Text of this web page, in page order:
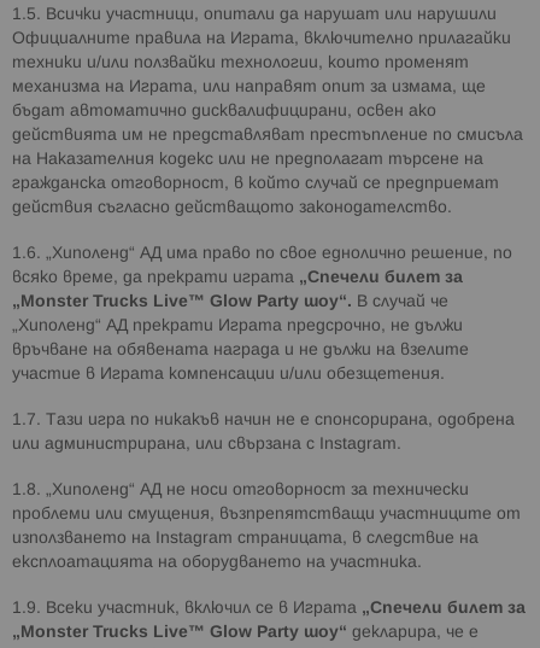
1.5. Всички участници, опитали да нарушат или нарушили
Официалните правила на Играта, включително прилагайки
техники и/или ползвайки технологии, които променят
механизма на Играта, или направят опит за измама, ще
бъдат автоматично дисквалифицирани, освен ако
действията им не представляват престъпление по смисъла
на Наказателния кодекс или не предполагат търсене на
гражданска отговорност, в който случай се предприемат
действия съгласно действащото законодателство.
1.6. „Хиполенд“ АД има право по свое еднолично решение, по
всяко време, да прекрати играта „Спечели билет за
„ Monster Trucks Live™ Glow Party шоу“. В случай че
„Хиполенд“ АД прекрати Играта предсрочно, не дължи
връчване на обявената награда и не дължи на взелите
участие в Играта компенсации и/или обезщетения.
1.7. Тази игра по никакъв начин не е спонсорирана, одобрена
или администрирана, или свързана с Instagram.
1.8. „Хиполенд“ АД не носи отговорност за технически
проблеми или смущения, възпрепятстващи участниците от
използването на Instagram страницата, в следствие на
експлоатацията на оборудването на участника.
1.9. Всеки участник, включил се в Играта „Спечели билет за
„ Monster Trucks Live™ Glow Party шоу“ декларира, че е